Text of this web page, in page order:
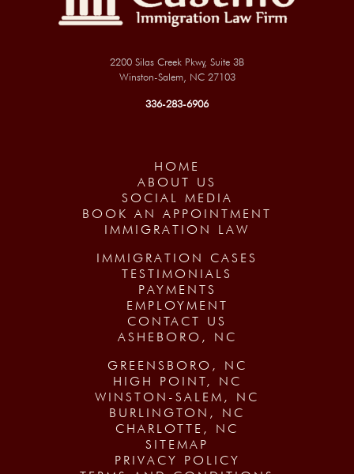
2200 Silas Creek Pkwy, Suite 3B
Winston-Salem, NC 27103
336-283-6906
HOME
ABOUT US
SOCIAL MEDIA
BOOK AN APPOINTMENT
IMMIGRATION LAW
IMMIGRATION CASES
TESTIMONIALS
PAYMENTS
EMPLOYMENT
CONTACT US
ASHEBORO, NC
GREENSBORO, NC
HIGH POINT, NC
WINSTON-SALEM, NC
BURLINGTON, NC
CHARLOTTE, NC
SITEMAP
PRIVACY POLICY